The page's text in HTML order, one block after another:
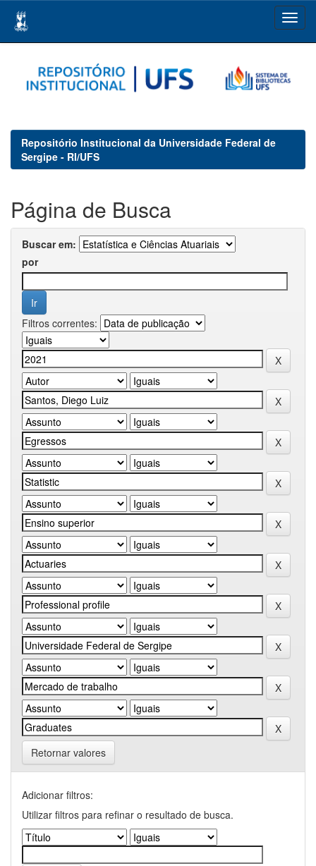
navigation
Repositório Institucional da Universidade Federal de
Sergipe - RI/UFS
Página de Busca
Buscar em:
por
Filtros correntes:
Retornar valores
Adicionar filtros:
Utilizar filtros para refinar o resultado de busca.